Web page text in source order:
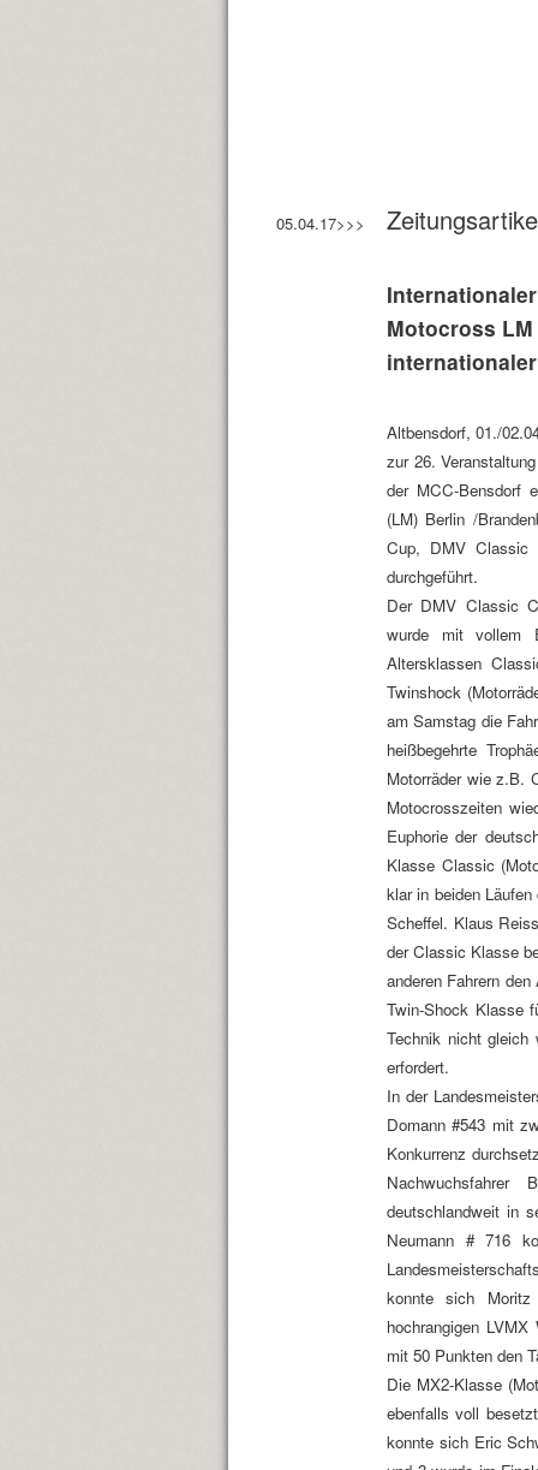
05.04.17>>>
Motocross
Altbensdorf, 01./
zur 26.
der MCC-Bensdorf
(LM) Berlin /
Cup, DMV Classic
durchgeführt.
Der DMV Classic
wurde mit vollem
Altersklassen
Twinshock
am Samstag die
heißbegehrte
Motorräder wie z.B.
Motocrosszeiten
Euphorie der
Klasse Classic
klar in beiden
Scheffel. Klaus
der Classic Klasse
anderen Fahrern
Twin-Shock Klasse
Technik nicht gleich
erfordert.
In der
Domann #543 mit
Konkurrenz
deutschlandweit in
Neumann # 716
konnte sich
hochrangigen
mit 50 Punkten den
Die MX2-Klasse
ebenfalls voll
konnte sich Eric